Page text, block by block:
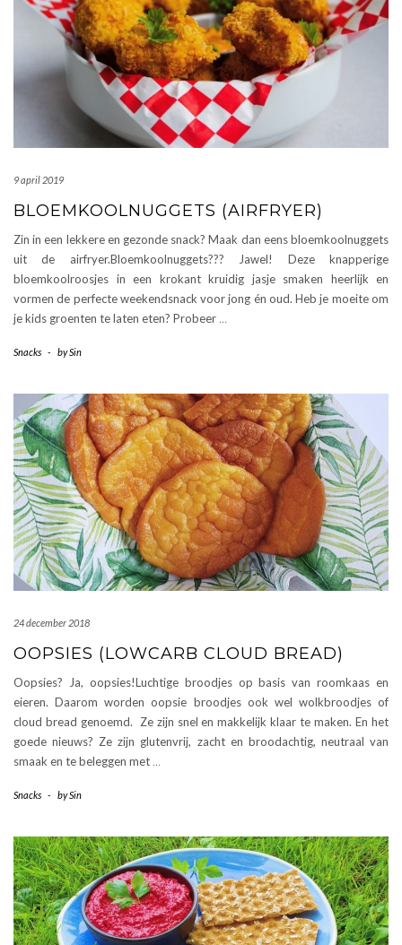
9 april 2019
BLOEMKOOLNUGGETS (AIRFRYER)
Zin in een lekkere en gezonde snack? Maak dan eens bloemkoolnuggets
uit de airfryer.Bloemkoolnuggets??? Jawel! Deze knapperige
bloemkoolroosjes in een krokant kruidig jasje smaken heerlijk en
vormen de perfecte weekendsnack voor jong én oud. Heb je moeite om
je kids groenten te laten eten? Probeer…
Snacks - bySin
24 december 2018
OOPSIES (LOWCARB CLOUD BREAD)
Oopsies? Ja, oopsies!Luchtige broodjes op basis van roomkaas en
eieren. Daarom worden oopsie broodjes ook wel wolkbroodjes of
cloud bread genoemd. Ze zijn snel en makkelijk klaar te maken. En het
goede nieuws? Ze zijn glutenvrij, zacht en broodachtig, neutraal van
smaak en te beleggen met…
Snacks - bySin